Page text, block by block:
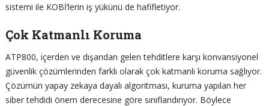
sistemi ile KOBİ’lerin iş yükünü de hafifletiyor.
Çok Katmanlı Koruma
ATP800, içerden ve dışarıdan gelen tehditlere karşı konvansiyonel
güvenlik çözümlerinden farklı olarak çok katmanlı koruma sağlıyor.
Çözümün yapay zekaya dayalı algoritması, kuruma yapılan her
siber tehdidi önem derecesine göre sınıflandırıyor. Böylece